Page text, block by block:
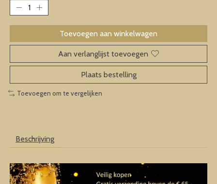
Toevoegen aan winkelwagen
Aan verlanglijst toevoegen
Plaats bestelling
Toevoegen om te vergelijken
Beschrijving